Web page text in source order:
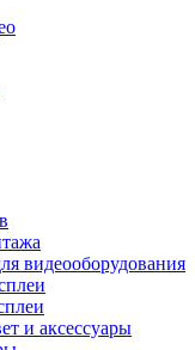
видеооборудования
и аксессуары